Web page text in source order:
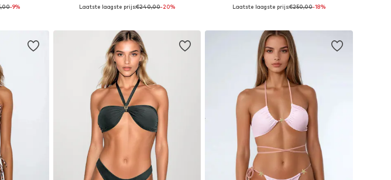
M, L
-9%
Beschikbare maten: XS, S, M, L
Laatste laagste prijs:€240,00-20%
Beschikbare maten: XS, S, M, L
Laatste laagste prijs:€250,00-18%